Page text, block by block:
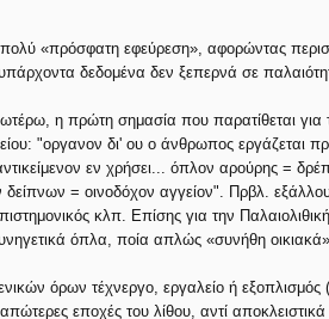
πολύ «πρόσφατη εφεύρεση», αφορώντας
δεδομένα δεν ξεπερνά σε
η πρώτη σημασία που παρατίθεται για
"οργανον δι' ου ο άνθρωπος εργάζεται
εν χρήσει... όπλον αρούρης =
= οινοδόχον αγγείον". Πρβλ.
κλπ. Επίσης για την
όπλα, ποία απλώς «συνήθη
όρων τέχνεργο, εργαλείο ή
απώτερες εποχές του λίθου, αντί